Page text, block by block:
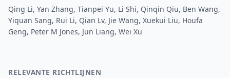
Qing Li, Yan Zhang, Tianpei Yu, Li Shi, Qinqin Qiu, Ben Wang,
Yiquan Sang, Rui Li, Qian Lv, Jie Wang, Xuekui Liu, Houfa
Geng, Peter M Jones, Jun Liang, Wei Xu
RELEVANTE RICHTLIJNEN